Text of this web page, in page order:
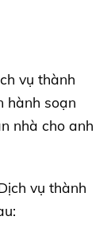
vụ thành
hành soạn
nhà cho anh
vụ thành